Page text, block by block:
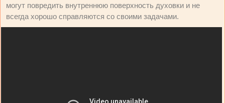
могут повредить внутреннюю поверхность духовки и не
всегда хорошо справляются со своими задачами.